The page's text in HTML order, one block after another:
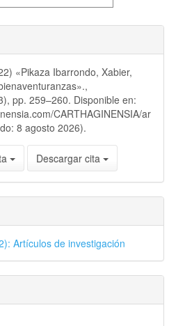
«Pikaza Ibarrondo, Xabier,
pp. 259–260. Disponible en:
CARTHAGINENSIA/ar
8 agosto 2026).
Descargar cita
Artículos de investigación